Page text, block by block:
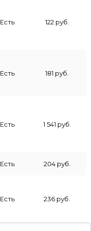
Есть 122 руб.
Есть 181 руб.
Есть 1 541 руб.
Есть 204 руб.
Есть 236 руб.